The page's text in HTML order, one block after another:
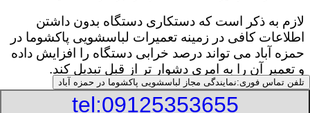
لازم به ذکر است که دستکاری دستگاه بدون داشتن
اطلاعات کافی در زمینه تعمیرات لباسشویی پاکشوما در
حمزه آباد می تواند درصد خرابی دستگاه را افزایش داده
و تعمیر آن را به امری دشوار تر از قبل تبدیل کند.
تلفن تماس فوری:نمایندگی مجاز لباسشویی پاکشوما در حمزه آباد
tel:09125353655